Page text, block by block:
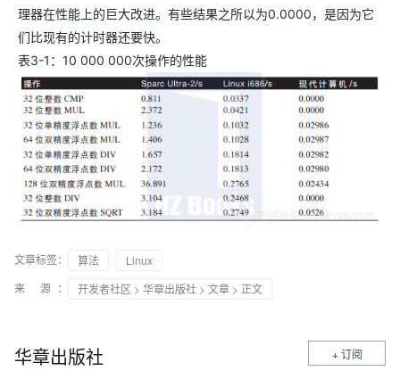
理器在性能上的巨大改进。有些结果之所以为0.0000，是因为它
们比现有的计时器还要快。
表3-1：10 000 000次操作的性能
文章标签： 算法
Linux
来 源：
开发者社区 > 华章出版社 > 文章 > 正文
华章出版社 + 订阅